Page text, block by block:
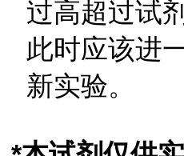
过高超过试
此时应该进
新实验。